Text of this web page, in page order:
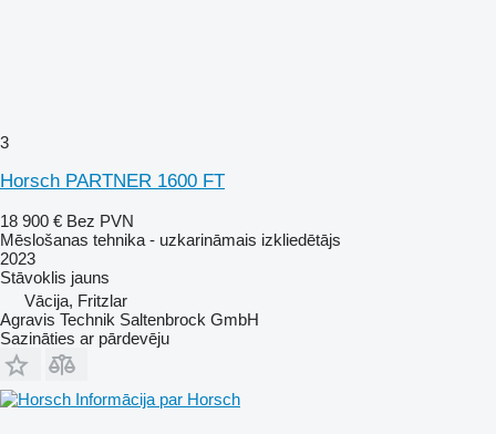
3
Horsch PARTNER 1600 FT
18 900 € Bez PVN
Mēslošanas tehnika - uzkarināmais izkliedētājs
2023
Stāvoklis jauns
Vācija, Fritzlar
Agravis Technik Saltenbrock GmbH
Sazināties ar pārdevēju
Informācija par Horsch